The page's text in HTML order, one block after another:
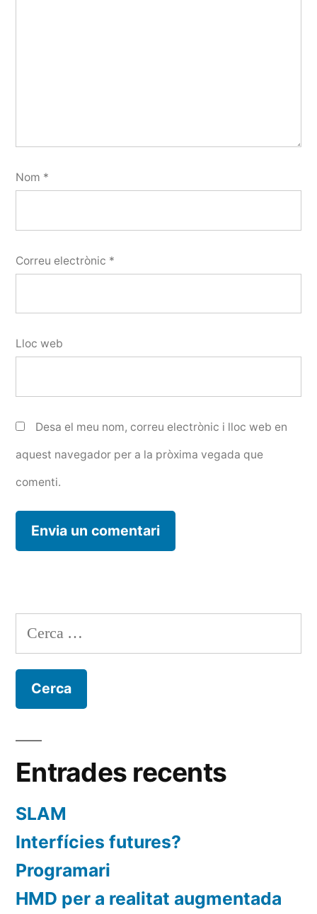
Nom *
Correu electrònic *
Lloc web
Desa el meu nom, correu electrònic i lloc web en
aquest navegador per a la pròxima vegada que
comenti.
Cerca:
Entrades recents
SLAM
Interfícies futures?
Programari
HMD per a realitat augmentada